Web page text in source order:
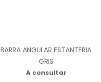
BARRA ANGULAR ESTANTERIA
GRIS
A consultar